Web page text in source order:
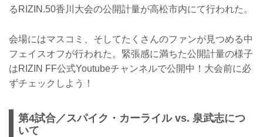
るRIZIN.50香川大会の公開計量が高松市内にて行われた。
会場にはマスコミ、そしてたくさんのファンが見つめる中
フェイスオフが行われた。緊張感に満ちた公開計量の様子
はRIZIN FF公式Youtubeチャンネルで公開中！大会前に必
ずチェックしよう！
第4試合／スパイク・カーライル vs. 泉武志につ
いて